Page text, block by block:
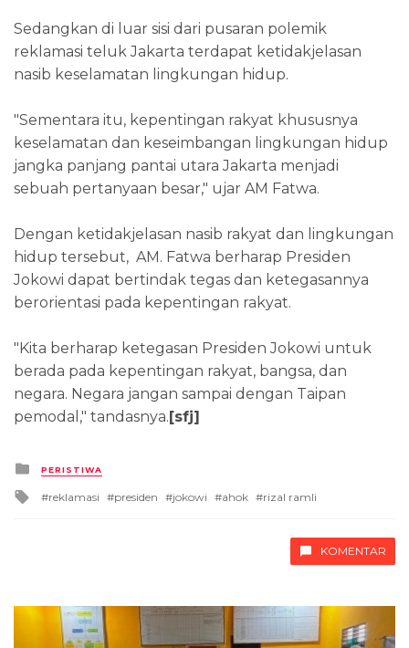
Sedangkan di luar sisi dari pusaran polemik
reklamasi teluk Jakarta terdapat ketidakjelasan
nasib keselamatan lingkungan hidup.
"Sementara itu, kepentingan rakyat khususnya
keselamatan dan keseimbangan lingkungan hidup
jangka panjang pantai utara Jakarta menjadi
sebuah pertanyaan besar," ujar AM Fatwa.
Dengan ketidakjelasan nasib rakyat dan lingkungan
hidup tersebut, AM. Fatwa berharap Presiden
Jokowi dapat bertindak tegas dan ketegasannya
berorientasi pada kepentingan rakyat.
"Kita berharap ketegasan Presiden Jokowi untuk
berada pada kepentingan rakyat, bangsa, dan
negara. Negara jangan sampai dengan Taipan
pemodal," tandasnya. [sfj]
Posted
in
PERISTIWA
Tagged
reklamasi presiden jokowi ahok rizal ramli
KOMENTAR